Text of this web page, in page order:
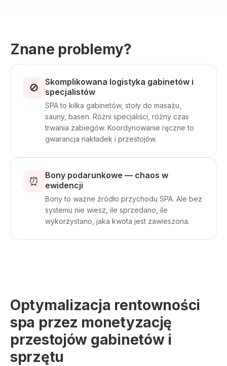
Znane problemy?
🚫
Skomplikowana logistyka gabinetów i
specjalistów
SPA to kilka gabinetów, stoły do masażu,
sauny, basen. Różni specjaliści, różny czas
trwania zabiegów. Koordynowanie ręczne to
gwarancja nakładek i przestojów.
⏰
Bony podarunkowe — chaos w
ewidencji
Bony to ważne źródło przychodu SPA. Ale bez
systemu nie wiesz, ile sprzedano, ile
wykorzystano, jaka kwota jest zawieszona.
Optymalizacja rentowności
spa przez monetyzację
przestojów gabinetów i
sprzętu